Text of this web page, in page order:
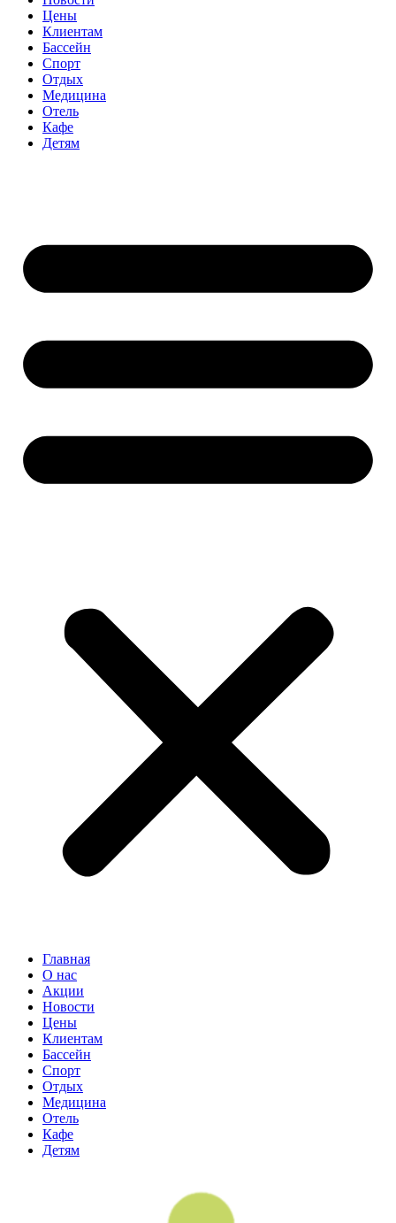
Цены
Клиентам
Бассейн
Спорт
Отдых
Медицина
Отель
Кафе
Детям
Главная
О нас
Акции
Новости
Цены
Клиентам
Бассейн
Спорт
Отдых
Медицина
Отель
Кафе
Детям